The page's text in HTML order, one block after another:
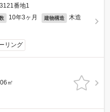
番地1
10年3ヶ月 建物構造 木造
リング
㎡